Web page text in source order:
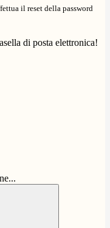
il reset della password
di posta elettronica!